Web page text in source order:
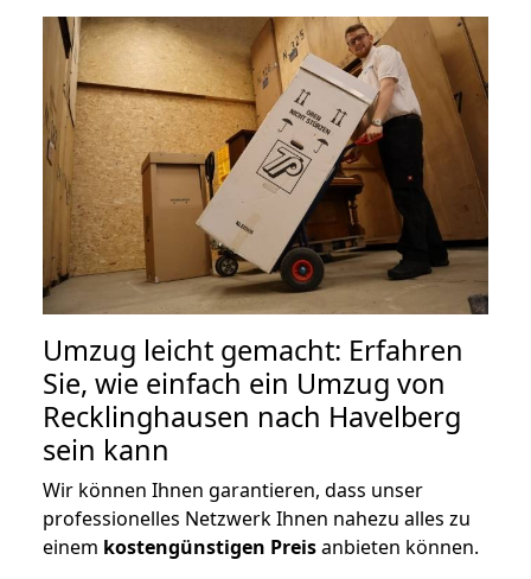
Umzug leicht gemacht: Erfahren
Sie, wie einfach ein Umzug von
Recklinghausen nach Havelberg
sein kann
Wir können Ihnen garantieren, dass unser
professionelles Netzwerk Ihnen nahezu alles zu
einem kostengünstigen Preisanbieten können.